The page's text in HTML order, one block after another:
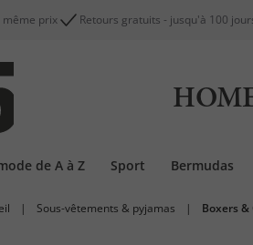
même prix Retours gratuits - jusqu'à 100
de A à Z Sport Bermudas
| Sous-vêtements & pyjamas | Boxers &